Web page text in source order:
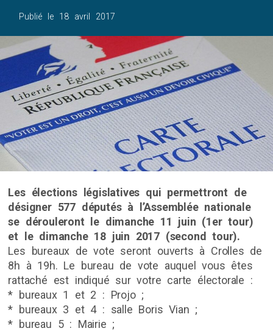
Publié le 18 avril 2017
Les élections législatives qui permettront de
désigner 577 députés à l’Assemblée nationale
se dérouleront le dimanche 11 juin (1er tour)
et le dimanche 18 juin 2017 (second tour).
Les bureaux de vote seront ouverts à Crolles de
8h à 19h. Le bureau de vote auquel vous êtes
rattaché est indiqué sur votre carte électorale :
* bureaux 1 et 2 : Projo ;
* bureaux 3 et 4 : salle Boris Vian ;
* bureau 5 : Mairie ;